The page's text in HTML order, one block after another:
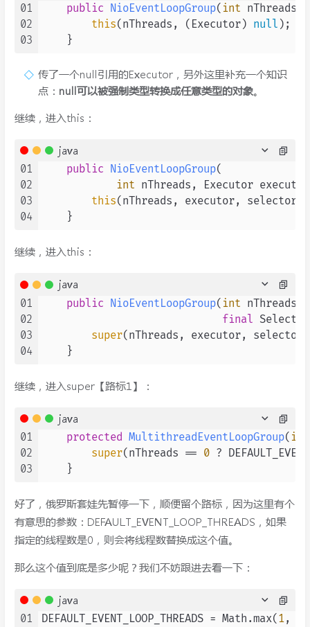
01
02
03
public NioEventLoopGroup( int nThreads)
this(nThreads, (Executor) null );
传了一个null引用的Executor，另外这里补充一个知识
点： null可以被强制类型转换成任意类型的对象。
继续，进入this：
java
01
02
03
04
public NioEventLoopGroup(
int nThreads, Executor
this(nThreads, executor,
继续，进入this：
java
01
02
03
04
public NioEventLoopGroup( int
final
super(nThreads, executor,
继续，进入super【路标1】：
java
01
02
03
protected MultithreadEventLoopGroup( int
super(nThreads == 0 ?
好了，俄罗斯套娃先暂停一下，顺便留个路标，因为这里有个
有意思的参数：DEFAULT_EVENT_LOOP_THREADS，如果
指定的线程数是0，则会将线程数替换成这个值。
那么这个值到底是多少呢？我们不妨跟进去看一下：
java
01
DEFAULT_EVENT_LOOP_THREADS = Math.max( 1,